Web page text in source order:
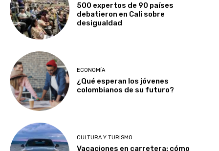
500 expertos de 90 países
debatieron en Cali sobre
desigualdad
ECONOMÍA
¿Qué esperan los jóvenes
colombianos de su futuro?
CULTURA Y TURISMO
Vacaciones en carretera: cómo